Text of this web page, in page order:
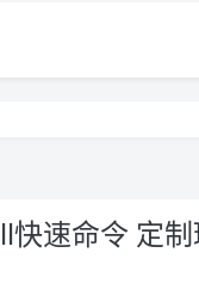
速命令 定